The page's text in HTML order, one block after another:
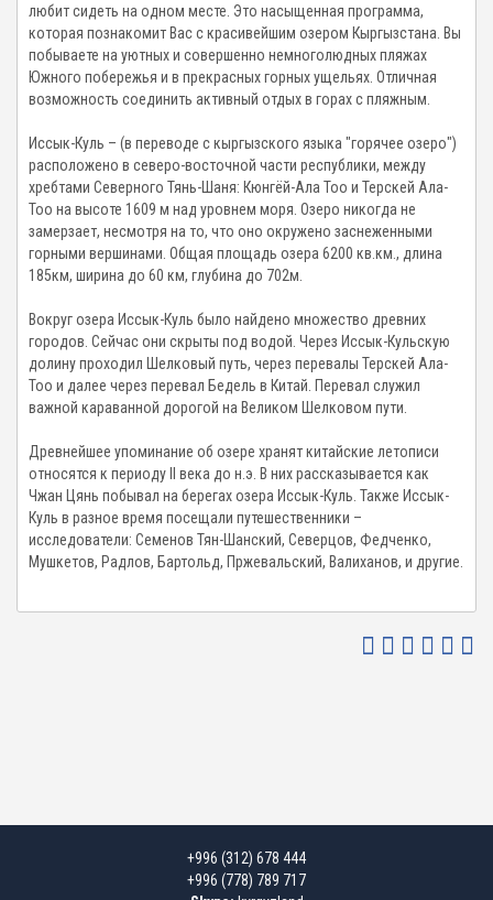
любит сидеть на одном месте. Это насыщенная программа,
которая познакомит Вас с красивейшим озером Кыргызстана. Вы
побываете на уютных и совершенно немноголюдных пляжах
Южного побережья и в прекрасных горных ущельях. Отличная
возможность соединить активный отдых в горах с пляжным.
Иссык-Куль – (в переводе с кыргызского языка "горячее озеро")
расположено в северо-восточной части республики, между
хребтами Северного Тянь-Шаня: Кюнгёй-Ала Тоо и Терскей Ала-
Тоо на высоте 1609 м над уровнем моря. Озеро никогда не
замерзает, несмотря на то, что оно окружено заснеженными
горными вершинами. Общая площадь озера 6200 кв.км., длина
185км, ширина до 60 км, глубина до 702м.
Вокруг озера Иссык-Куль было найдено множество древних
городов. Сейчас они скрыты под водой. Через Иссык-Кульскую
долину проходил Шелковый путь, через перевалы Терскей Ала-
Тоо и далее через перевал Бедель в Китай. Перевал служил
важной караванной дорогой на Великом Шелковом пути.
Древнейшее упоминание об озере хранят китайские летописи
относятся к периоду II века до н.э. В них рассказывается как
Чжан Цянь побывал на берегах озера Иссык-Куль. Также Иссык-
Куль в разное время посещали путешественники –
исследователи: Семенов Тян-Шанский, Северцов, Федченко,
Мушкетов, Радлов, Бартольд, Пржевальский, Валиханов, и другие.
+996 (312) 678 444
+996 (778) 789 717